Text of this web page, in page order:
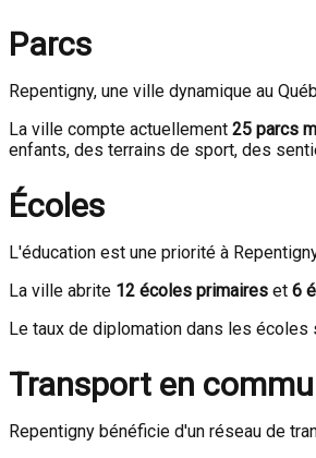
Parcs
Repentigny, une ville dynamique au
La ville compte actuellement 25 parcs
enfants, des terrains de sport, des
Écoles
L'éducation est une priorité à
La ville abrite 12 écoles primaires et 6
Le taux de diplomation dans les
Transport en
Repentigny bénéficie d'un réseau de